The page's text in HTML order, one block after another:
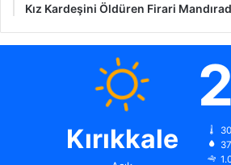
Kız Kardeşini Öldüren Firari
Kırıkkale